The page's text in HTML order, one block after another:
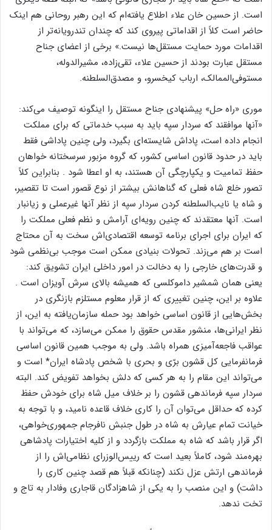
است. از حسین خان علاء اطلاع یافته‌ام که این رهبر روحانی هم اینک
حاضر است کلاً از اقداماتی پیروی کند که چندان تندرویانه‌تر از
اقدامات مورد حمایت مستقل‌ها نیست.» برخی از اعضای جناح
مستقل عبارت بودند از حسین علاء، تقی‌زاده، مشیر‌الدوله،
مستوفی‌الممالک، ارباب کیخسرو، و مصدق‌السلطنه.
موری «راه حل» پیشنهادی جناح مستقل را اینگونه توصیف می‌کند:
«آنها موافقند که سردار سپه باید به سبب خدماتی که برای مملکت
انجام داده است، پاداش شایسته‌ای بگیرد، ولی چنین پاداشی فقط
باید در حدود قانون اساسی کشور، که گروه مزبور سرسختانه خواهان
حفظ تمامیت و یکپارچگی آن هستند، به او اعطا شود . بنابراین کلاً
تصور خلع شاه فعلی که گناهانش بیشتر از نوع قصور است تا تقصیر،
و شاه یا نایب‌السلطنه کردن سردار سپه از نظر آنها غیرعملی و زیانبار
است. آنها معتقدند که چنین رویه‌ای آرامش و نظم فعلی مملکت را
که ایران برای اجرای برنامه‌ توسعه اقتصادی‌اش سخت به آن محتاج
است بر هم می‌زند. تحولات بنیادی ممکن است موجب بی‌نظمی شود
و قدرت‌های خارجی را به دخالت در امور داخلی ایران تشویق کند:
یعنی همان شمشیر داموکلسی که همیشه بالای سرش آویزان است .
علاوه بر این، چنین تغییری که از قرار معلوم مستلزم بازنگری در
بخش‌هایی از قانون اساسی خواهد بود حمله سازمان‌یافته به این، از
نظر ایرانی‌ها، منشور مقدس حقوق را ممکن می‌سازد، که می‌تواند با
عواقب فاجعه‌آمیزی همراه باشد. ولی به موجب همین قانون اساسی
فرمانفرمایی کل قشون برّی و بحری با شخص پادشاه ایران* است و
می‌تواند این مقام را به هر کسی که دلش بخواهد تفویض کند. البته
سردار سپه فرماندهی قشون را بر خلاف میل شاه برای خودش حفظ
کرده که حداقل می‌توان آن را کاری خلاف قاعده نامید، و با توجه به
خیانت تمام عیارش به شاه در طول جنبش نافرجام جمهوری‌خواهی،
اگر قرار باشد که شاه به مملکت بازگردد و از کلیه اختیارات پادشاهی
بهره‌مند شود، کاملاً بعید است که رییس‌الوزرای نظامی‌اش را از
فرماندهی ارتش عزل نکند (چنانکه قبلاً هم قصد چنین کاری را
داشت) و این منصب را به یکی از شاهزادگان قاجاری وفادار به تاج و
تخت ندهد.